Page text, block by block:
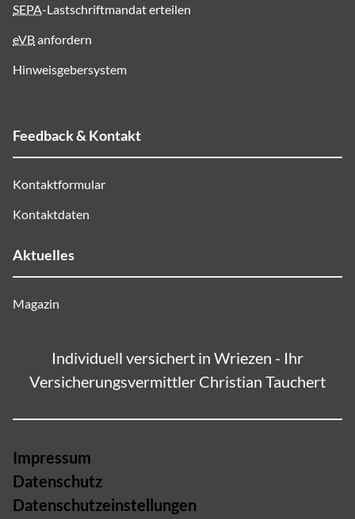
SEPA-Lastschriftmandat erteilen
eVBanfordern
Hinweisgebersystem
Feedback & Kontakt
Kontaktformular
Kontaktdaten
Aktuelles
Magazin
Individuell versichert in Wriezen - Ihr
Versicherungsvermittler Christian Tauchert
Impressum
Datenschutz
Datenschutzeinstellungen